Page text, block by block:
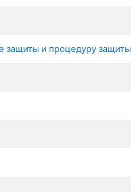
защиты и процедуру защиты